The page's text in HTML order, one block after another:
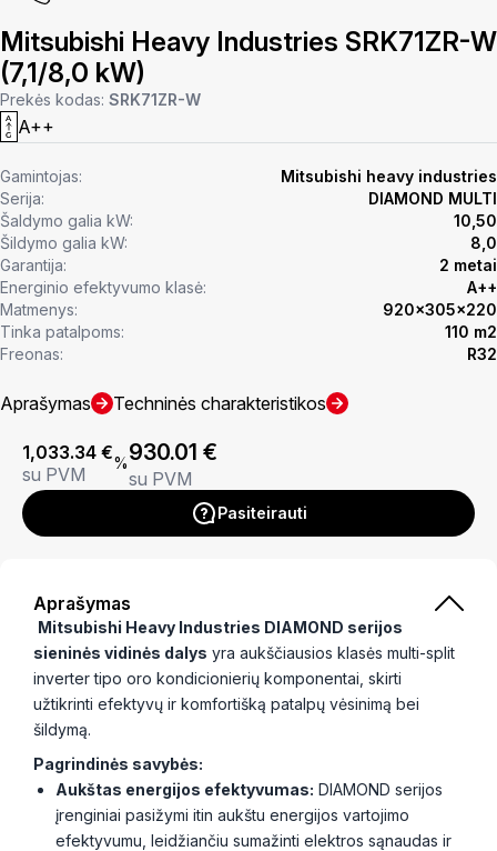
Mitsubishi Heavy Industries SRK71ZR-W
(7,1/8,0 kW)
Prekės kodas: SRK71ZR-W
A++
Gamintojas:
Mitsubishi heavy industries
Serija:
DIAMOND MULTI
Šaldymo galia kW:
10,50
Šildymo galia kW:
8,0
Garantija:
2 metai
Energinio efektyvumo klasė:
A++
Matmenys:
920x305x220
Tinka patalpoms:
110 m2
Freonas:
R32
Aprašymas Techninės charakteristikos
1,033.34 €
su PVM
%930.01 €
su PVM
Pasiteirauti
Aprašymas
Mitsubishi Heavy Industries DIAMOND serijos
sieninės vidinės dalys yra aukščiausios klasės multi-split
inverter tipo oro kondicionierių komponentai, skirti
užtikrinti efektyvų ir komfortišką patalpų vėsinimą bei
šildymą.
Pagrindinės savybės:
Aukštas energijos efektyvumas: DIAMOND serijos
įrenginiai pasižymi itin aukštu energijos vartojimo
efektyvumu, leidžiančiu sumažinti elektros sąnaudas ir